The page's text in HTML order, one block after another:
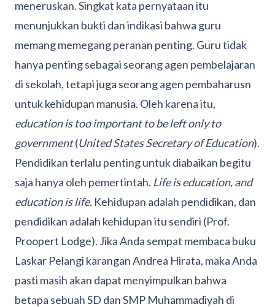
meneruskan. Singkat kata pernyataan itu
menunjukkan bukti dan indikasi bahwa guru
memang memegang peranan penting. Guru tidak
hanya penting sebagai seorang agen pembelajaran
di sekolah, tetapi juga seorang agen pembaharusn
untuk kehidupan manusia. Oleh karena itu,
education is too important to be left only to
government(United States Secretary of Education).
Pendidikan terlalu penting untuk diabaikan begitu
saja hanya oleh pemertintah. Life is education, and
education is life. Kehidupan adalah pendidikan, dan
pendidikan adalah kehidupan itu sendiri (Prof.
Proopert Lodge). Jika Anda sempat membaca buku
Laskar Pelangi karangan Andrea Hirata, maka Anda
pasti masih akan dapat menyimpulkan bahwa
betapa sebuah SD dan SMP Muhammadiyah di